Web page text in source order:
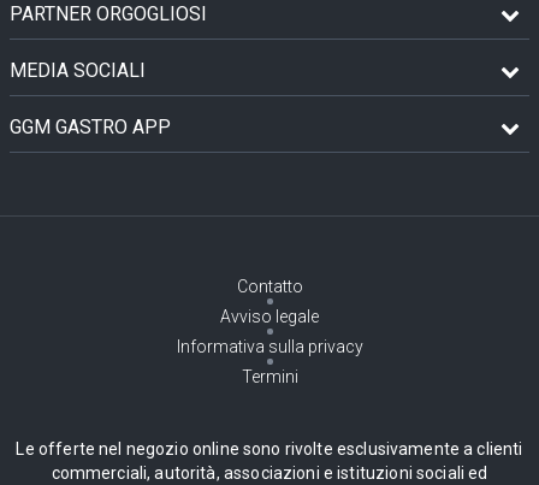
PARTNER ORGOGLIOSI
MEDIA SOCIALI
GGM GASTRO APP
Contatto
Avviso legale
Informativa sulla privacy
Termini
Le offerte nel negozio online sono rivolte esclusivamente a clienti
commerciali, autorità, associazioni e istituzioni sociali ed